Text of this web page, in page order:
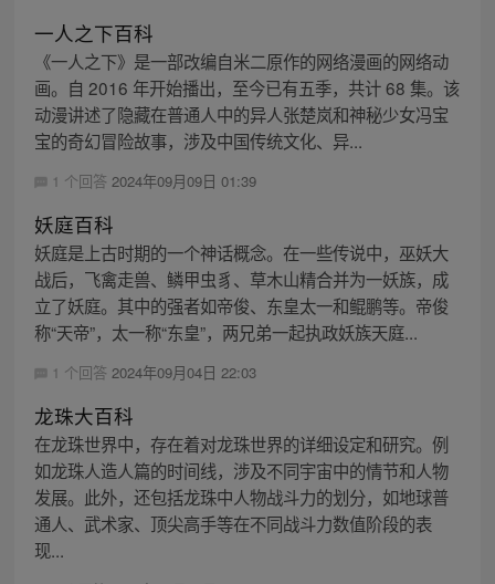
一人之下百科
《一人之下》是一部改编自米二原作的网络漫画的网络动
画。自 2016 年开始播出，至今已有五季，共计 68 集。该
动漫讲述了隐藏在普通人中的异人张楚岚和神秘少女冯宝
宝的奇幻冒险故事，涉及中国传统文化、异...
1 个回答 2024年09月09日 01:39
妖庭百科
妖庭是上古时期的一个神话概念。在一些传说中，巫妖大
战后，飞禽走兽、鳞甲虫豸、草木山精合并为一妖族，成
立了妖庭。其中的强者如帝俊、东皇太一和鲲鹏等。帝俊
称“天帝”，太一称“东皇”，两兄弟一起执政妖族天庭...
1 个回答 2024年09月04日 22:03
龙珠大百科
在龙珠世界中，存在着对龙珠世界的详细设定和研究。例
如龙珠人造人篇的时间线，涉及不同宇宙中的情节和人物
发展。此外，还包括龙珠中人物战斗力的划分，如地球普
通人、武术家、顶尖高手等在不同战斗力数值阶段的表
现...